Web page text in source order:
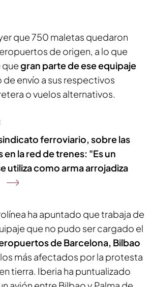
que 750 maletas quedaron
de origen, a lo que
quegran parte de ese equipaje
envío a sus respectivos
o vuelos alternativos.
ferroviario, sobre las
la red de trenes: "Es un
utiliza como arma arrojadiza
ha apuntado que trabaja de
que no pudo ser cargado el
de Barcelona, Bilbao
más afectados por la protesta
tierra. Iberia ha puntualizado